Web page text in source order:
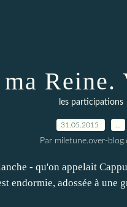
Reine.
les participations
31.05.2015
Par miletune.over-
- qu'on appelait
endormie, adossée à une